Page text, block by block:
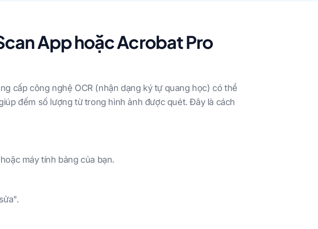
App hoặc Acrobat Pro
cấp công nghệ OCR (nhận dạng ký tự quang học) có thể
đếm số lượng từ trong hình ảnh được quét. Đây là cách
máy tính bảng của bạn.